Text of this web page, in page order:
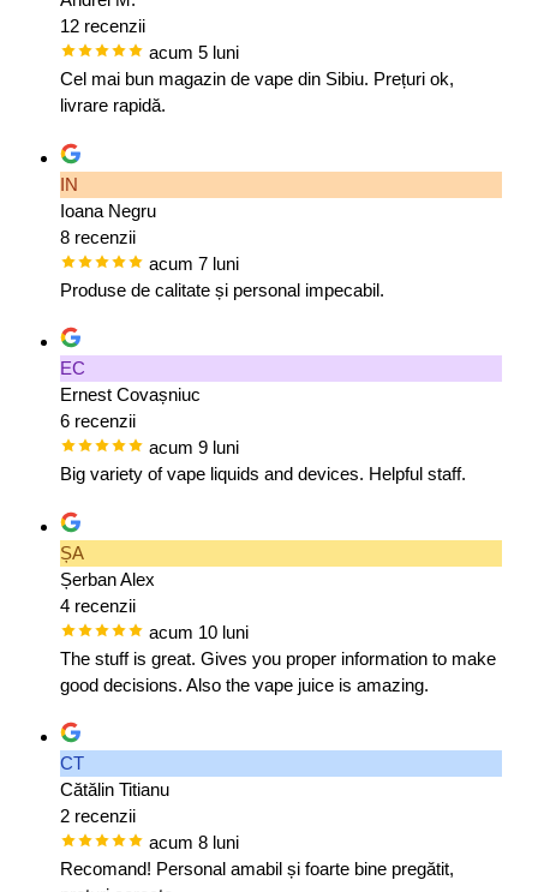
12 recenzii
acum 5 luni
Cel mai bun magazin de vape din Sibiu. Prețuri ok,
livrare rapidă.
IN
Ioana Negru
8 recenzii
acum 7 luni
Produse de calitate și personal impecabil.
EC
Ernest Covașniuc
6 recenzii
acum 9 luni
Big variety of vape liquids and devices. Helpful staff.
ȘA
Șerban Alex
4 recenzii
acum 10 luni
The stuff is great. Gives you proper information to make
good decisions. Also the vape juice is amazing.
CT
Cătălin Titianu
2 recenzii
acum 8 luni
Recomand! Personal amabil și foarte bine pregătit,